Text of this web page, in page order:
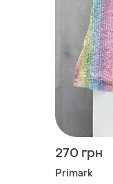
270 грн
Primark